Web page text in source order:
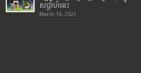
សប្តាហ៍នេះ
March 16, 2021